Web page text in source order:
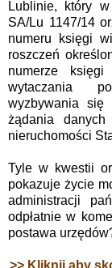
Lublinie, który
SA/Lu 1147/14
numeru księgi
roszczeń
numerze
wytaczania
wyzbywania się
żądania
nieruchomości
Tyle w kwestii
pokazuje życie
administracji
odpłatnie w
postawa
>> Kliknij aby